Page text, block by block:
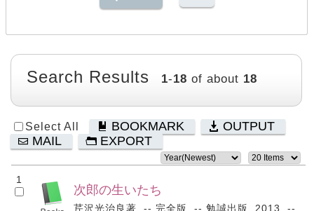
Search Results 1-18 of about 18
Select All BOOKMARK
OUTPUT
MAIL
EXPORT
1
次郎の生いたち
芹沢光治良著. -- 完全版. -- 勉誠出版, 2013. --